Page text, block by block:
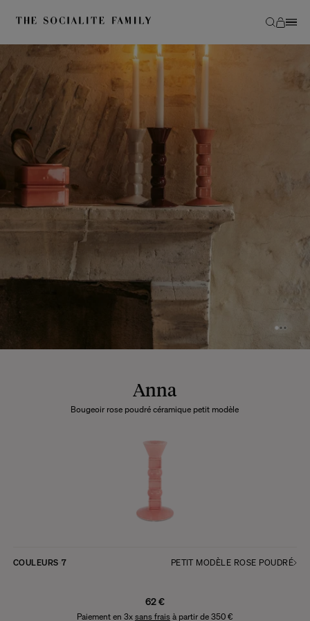
Anna
Bougeoir rose poudré céramique petit modèle
COULEURS 7 PETIT MODÈLE ROSE POUDRÉ
62 €
Paiement en 3x sans fraisà partir de 350 €